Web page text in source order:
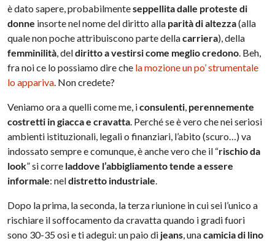
è dato sapere, probabilmenteseppellita dalle proteste di
donne insorte nel nome del diritto alla parità di altezza(alla
quale non poche attribuiscono parte dellacarriera), della
femminilità, deldiritto a vestirsi come meglio credono. Beh,
fra noi ce lo possiamo dire che la mozione un po’ strumentale
lo appariva. Non credete?
Veniamo ora a quelli come me, iconsulenti, perennemente
costretti in giacca e cravatta. Perché se è vero che nei seriosi
ambienti istituzionali, legali o finanziari, l’abito (scuro…) va
indossato sempre e comunque, è anche vero che il “rischio da
look” si corre laddove l’abbigliamento tende a essere
informale: neldistretto industriale.
Dopo la prima, la seconda, la terza riunione in cui sei l’unico a
rischiare il soffocamento da cravatta quando i gradi fuori
sono 30-35 osi e ti adegui: un paio di jeans, unacamicia di lino